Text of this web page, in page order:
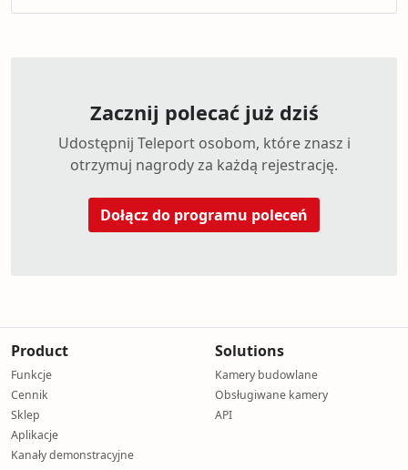
Zacznij polecać już dziś
Udostępnij Teleport osobom, które znasz i
otrzymuj nagrody za każdą rejestrację.
Dołącz do programu poleceń
Product
Funkcje
Cennik
Sklep
Aplikacje
Kanały demonstracyjne
Solutions
Kamery budowlane
Obsługiwane kamery
API